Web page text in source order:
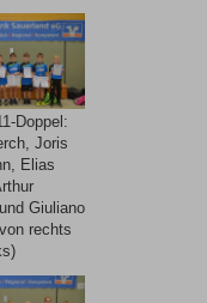
Doppel:
Joris
Elias
Giuliano
rechts